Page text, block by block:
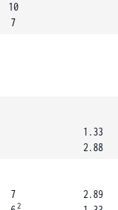
10
7
1.33
2.88
7
2
2.89